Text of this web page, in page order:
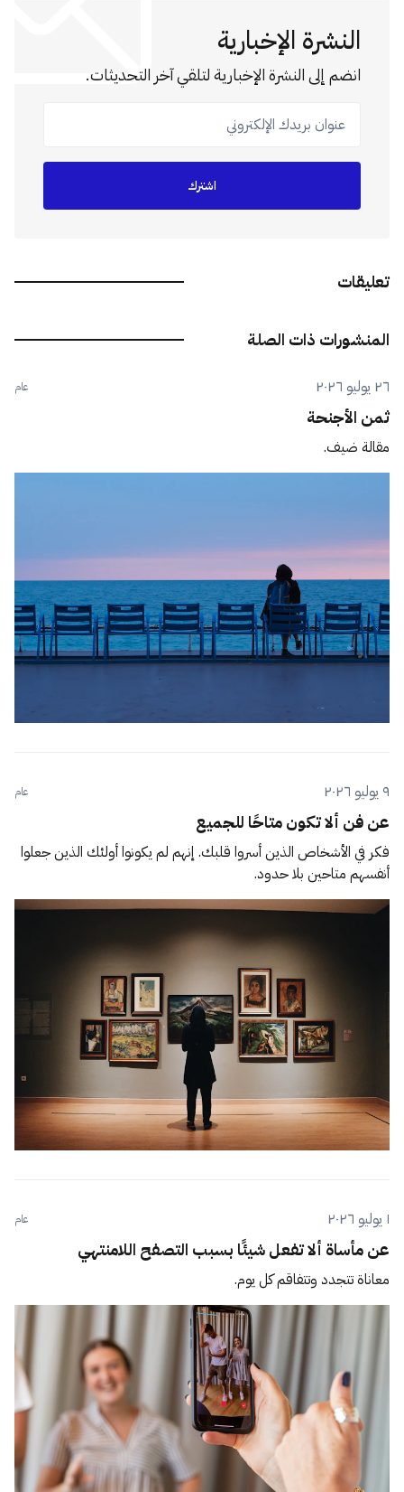
النشرة الإخبارية
انضم إلى النشرة الإخبارية لتلقي آخر التحديثات.
عنوان بريدك الإلكتروني
اشترك
تعليقات
المنشورات ذات الصلة
٢٦ يوليو ٢٠٢٦ عام
ثمن الأجنحة
مقالة ضيف.
٩ يوليو ٢٠٢٦ عام
عن فن ألا تكون متاحًا للجميع
فكر في الأشخاص الذين أسروا قلبك. إنهم لم يكونوا أولئك الذين جعلوا
أنفسهم متاحين بلا حدود.
١ يوليو ٢٠٢٦ عام
عن مأساة ألا تفعل شيئًا بسبب التصفح اللامنتهي
معاناة تتجدد وتتفاقم كل يوم.